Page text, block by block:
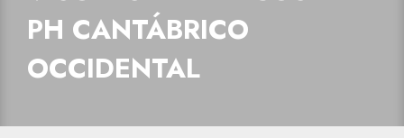
PH CANTÁBRICO
OCCIDENTAL